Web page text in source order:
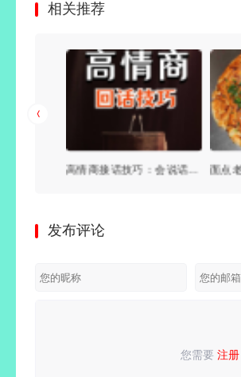
相关推荐
高情商接话技巧：会说话不如会接话｜会接话才是高手
发布评论
您需要 注册
请登录或